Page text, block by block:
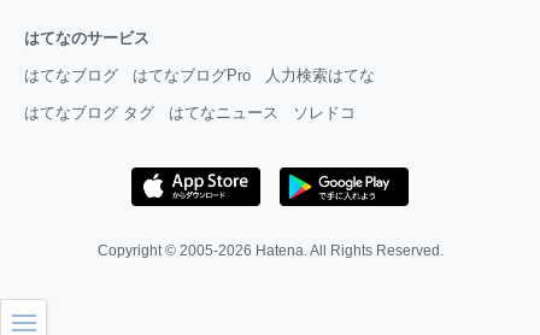
はてなのサービス
はてなブログ はてなブログPro 人力検索はてな
はてなブログ タグ はてなニュース ソレドコ
Copyright © 2005-2026 Hatena. All Rights Reserved.